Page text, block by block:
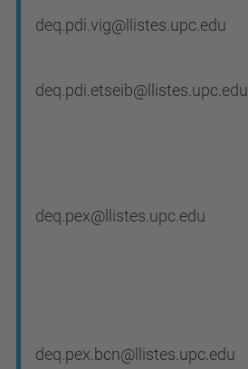
deq.pdi.vig@llistes.upc.edu
deq.pdi.etseib@llistes.upc.edu
deq.pex@llistes.upc.edu
deq.pex.bcn@llistes.upc.edu